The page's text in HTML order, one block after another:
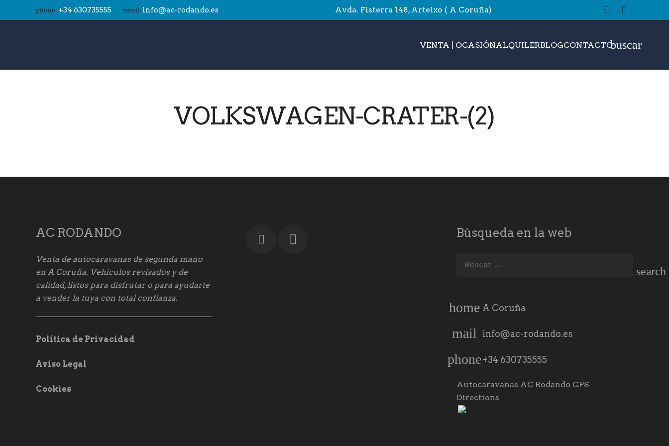
phone +34 630735555 email info@ac-rodando.es Avda. Fisterra 148, Arteixo ( A Coruña)
VENTA | OCASIÓNALQUILERBLOGCONTACTObuscar
VOLKSWAGEN-CRATER-(2)
AC RODANDO
Venta de autocaravanas de segunda mano
en A Coruña. Vehículos revisados y de
calidad, listos para disfrutar o para ayudarte
a vender la tuya con total confianza.
Política de Privacidad
Aviso Legal
Cookies
Búsqueda en la web
home A Coruña
mail info@ac-rodando.es
phone+34 630735555
Autocaravanas AC Rodando GPS
Directions